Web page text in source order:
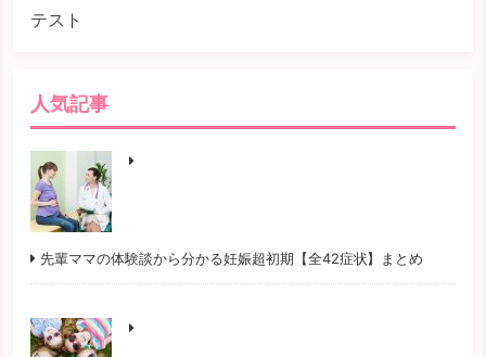
テスト
人気記事
先輩ママの体験談から分かる妊娠超初期【全42症状】まとめ